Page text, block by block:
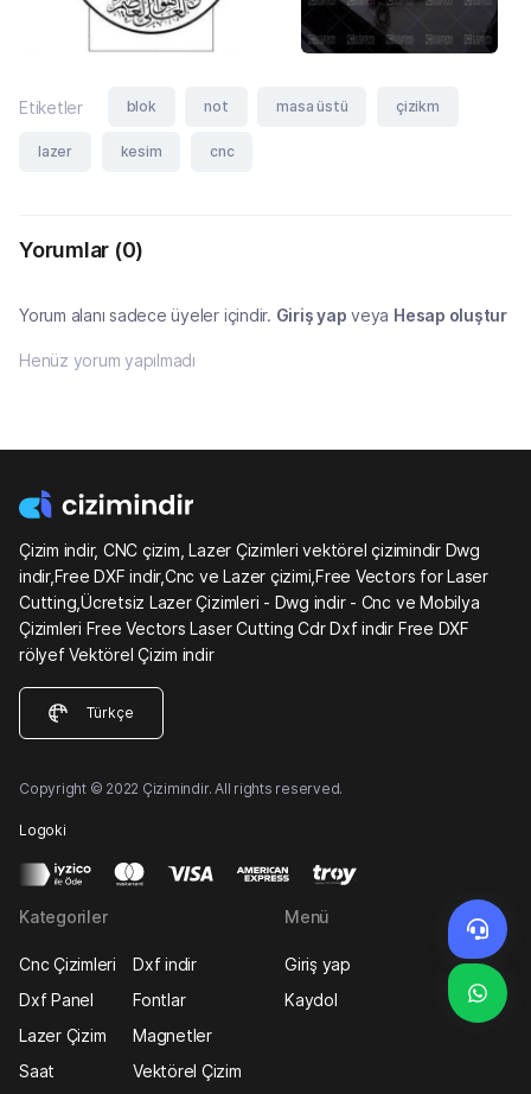
Etiketler blok not masa üstü çizikm
lazer kesim cnc
Yorumlar (0)
Yorum alanı sadece üyeler içindir. Giriş yap veya Hesap oluştur
Henüz yorum yapılmadı
Çizim indir, CNC çizim, Lazer Çizimleri vektörel çizimindir Dwg
indir,Free DXF indir,Cnc ve Lazer çizimi,Free Vectors for Laser
Cutting,Ücretsiz Lazer Çizimleri - Dwg indir - Cnc ve Mobilya
Çizimleri Free Vectors Laser Cutting Cdr Dxf indir Free DXF
rölyef Vektörel Çizim indir
Türkçe
Copyright © 2022 Çizimindir. All rights reserved.
Logoki
Kategoriler
Cnc Çizimleri
Dxf indir
Dxf Panel
Fontlar
Lazer Çizim
Magnetler
Saat
Vektörel Çizim
Menü
Giriş yap
Kaydol